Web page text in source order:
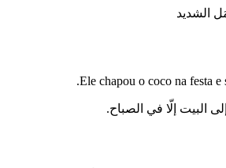
الشديد
Ele chapou o coco na festa e
البيت إلّا في الصباح.